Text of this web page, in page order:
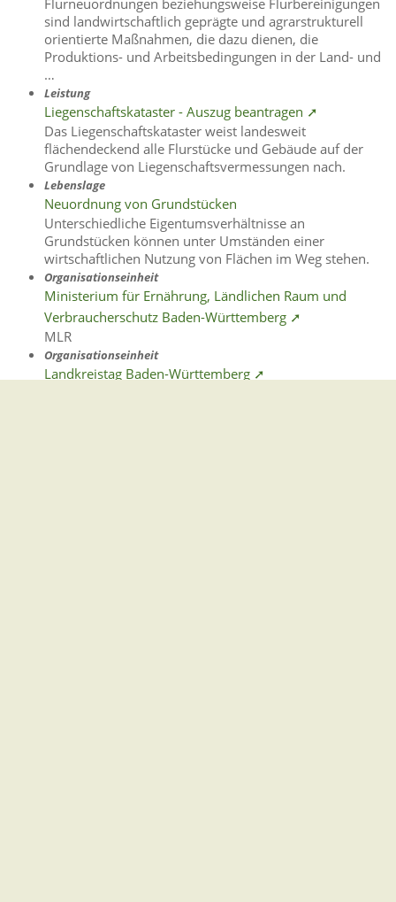
Flurneuordnungen beziehungsweise Flurbereinigungen
sind landwirtschaftlich geprägte und agrarstrukturell
orientierte Maßnahmen, die dazu dienen, die
Produktions- und Arbeitsbedingungen in der Land- und
…
Leistung
Liegenschaftskataster - Auszug beantragen ➚
Das Liegenschaftskataster weist landesweit
flächendeckend alle Flurstücke und Gebäude auf der
Grundlage von Liegenschaftsvermessungen nach.
Lebenslage
Neuordnung von Grundstücken
Unterschiedliche Eigentumsverhältnisse an
Grundstücken können unter Umständen einer
wirtschaftlichen Nutzung von Flächen im Weg stehen.
Organisationseinheit
Ministerium für Ernährung, Ländlichen Raum und
Verbraucherschutz Baden-Württemberg ➚
MLR
Organisationseinheit
Landkreistag Baden-Württemberg ➚